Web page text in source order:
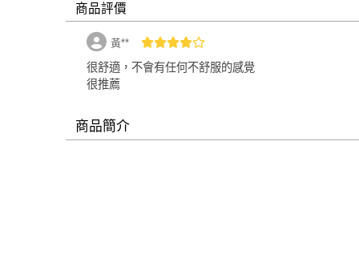
商品評價
黃**
很舒適，不會有任何不舒服的感覺
很推薦
商品簡介